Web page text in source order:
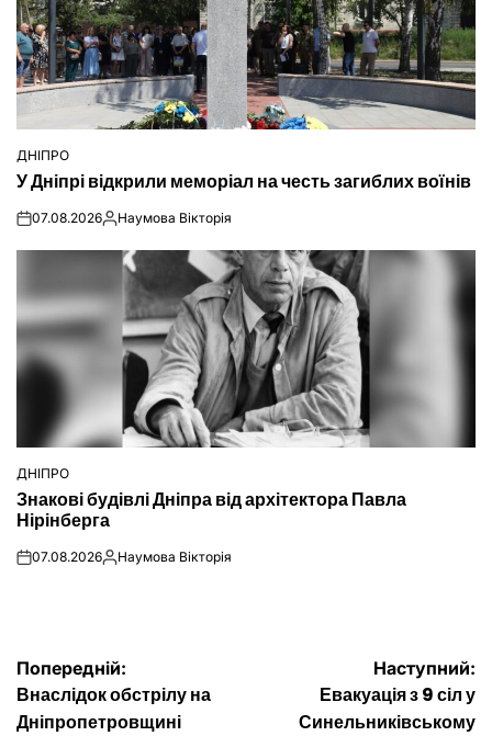
ОПУБЛІКУВАТИ
У
ДНІПРО
У Дніпрі відкрили меморіал на честь загиблих воїнів
on07.08.2026Опубліковано
Наумова Вікторія
ОПУБЛІКУВАТИ
У
ДНІПРО
Знакові будівлі Дніпра від архітектора Павла
Нірінберга
on07.08.2026Опубліковано
Наумова Вікторія
Навігація
Попередній:
Внаслідок обстрілу на
Дніпропетровщині
Наступний:
Евакуація з 9 сіл у
Синельниківському